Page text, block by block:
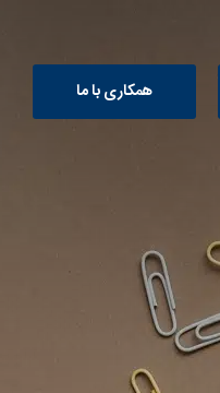
همکاری با ما